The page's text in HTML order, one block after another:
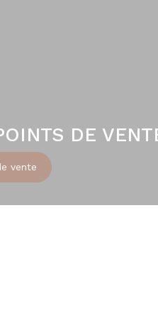
DE
vente